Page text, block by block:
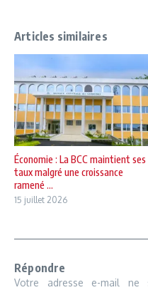
Articles similaires
Économie : La BCC maintient ses
taux malgré une croissance
ramené ...
15 juillet 2026
Répondre
Votre adresse e-mail ne